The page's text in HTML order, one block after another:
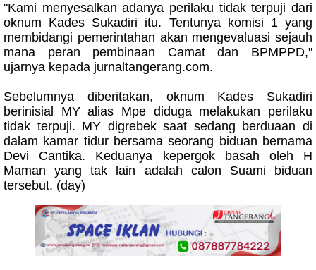
"Kami menyesalkan adanya perilaku tidak terpuji dari
oknum Kades Sukadiri itu. Tentunya komisi 1 yang
membidangi pemerintahan akan mengevaluasi sejauh
mana peran pembinaan Camat dan BPMPPD,"
ujarnya kepada jurnaltangerang.com.
Sebelumnya diberitakan, oknum Kades Sukadiri
berinisial MY alias Mpe diduga melakukan perilaku
tidak terpuji. MY digrebek saat sedang berduaan di
dalam kamar tidur bersama seorang biduan bernama
Devi Cantika. Keduanya kepergok basah oleh H
Maman yang tak lain adalah calon Suami biduan
tersebut. (day)